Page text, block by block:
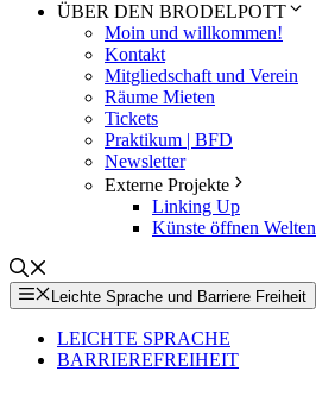
ÜBER DEN BRODELPOTT
Moin und willkommen!
Kontakt
Mitgliedschaft und Verein
Räume Mieten
Tickets
Praktikum | BFD
Newsletter
Externe Projekte
Linking Up
Künste öffnen Welten
Leichte Sprache und Barriere Freiheit
LEICHTE SPRACHE
BARRIEREFREIHEIT